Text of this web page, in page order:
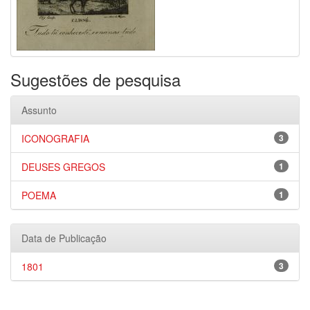
Sugestões de pesquisa
Assunto
3
ICONOGRAFIA
1
DEUSES GREGOS
1
POEMA
Data de Publicação
3
1801